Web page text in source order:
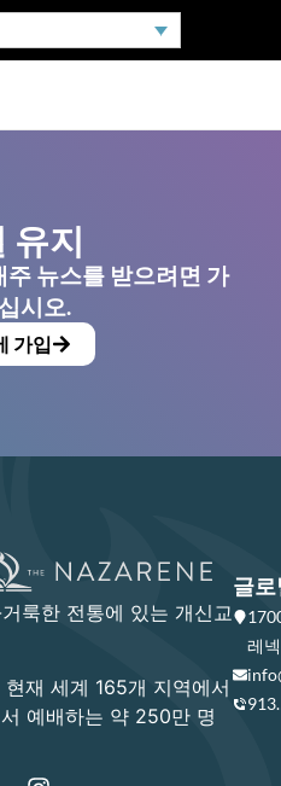
유지
뉴스를 받으려면 가
시오.
가입
룩한 전통에 있는 개신교
재 세계 165개 지역에서
예배하는 약 250만 명
글로
레